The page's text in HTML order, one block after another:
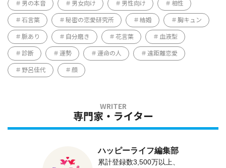
男の本音 男女向け 男性向け 相性
石言葉 秘密の恋愛研究所 結婚 胸キュン
脈あり 自分磨き 花言葉 血液型
診断 運勢 運命の人 遠距離恋愛
野呂佳代 顔
専門家・ライター
ハッピーライフ編集部
累計登録数3,500万以上、